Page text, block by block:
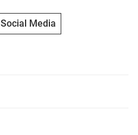
Social Media